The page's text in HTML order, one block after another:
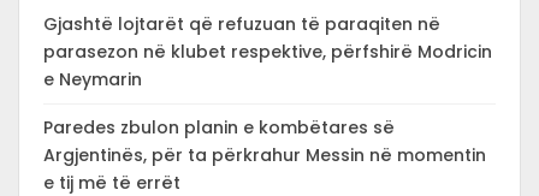
Gjashtë lojtarët që refuzuan të paraqiten në
parasezon në klubet respektive, përfshirë Modricin
e Neymarin
Paredes zbulon planin e kombëtares së
Argjentinës, për ta përkrahur Messin në momentin
e tij më të errët